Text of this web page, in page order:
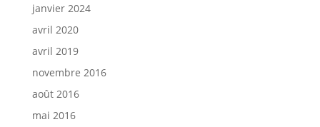
janvier 2024
avril 2020
avril 2019
novembre 2016
août 2016
mai 2016